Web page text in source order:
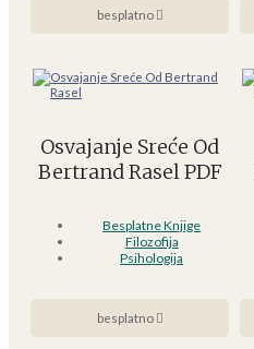
besplatno
Osvajanje Sreće Od
Bertrand Rasel PDF
Besplatne Knjige
Filozofija
Psihologija
besplatno